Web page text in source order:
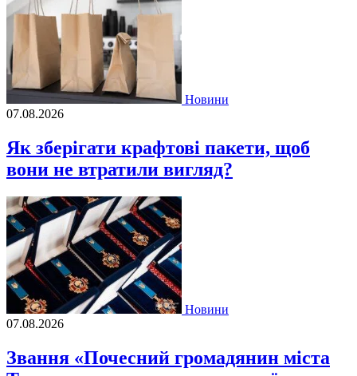
Новини
07.08.2026
Як зберігати крафтові пакети, щоб
вони не втратили вигляд?
Новини
07.08.2026
Звання «Почесний громадянин міста